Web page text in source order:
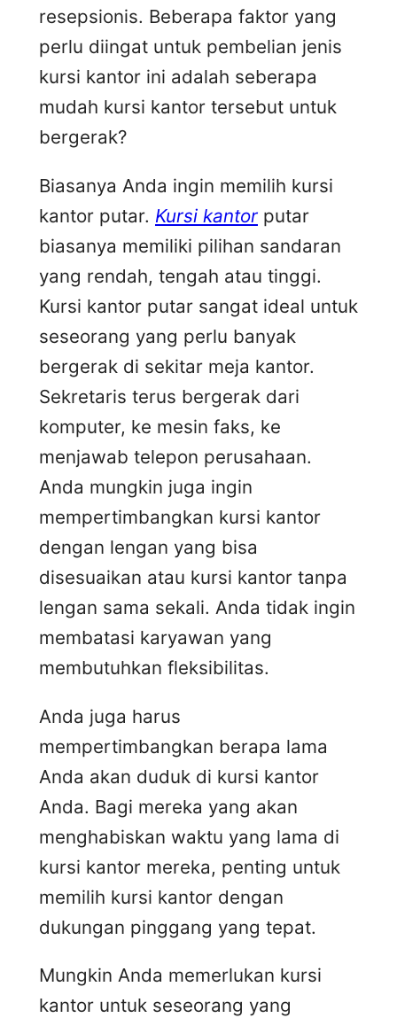
resepsionis. Beberapa faktor yang
perlu diingat untuk pembelian jenis
kursi kantor ini adalah seberapa
mudah kursi kantor tersebut untuk
bergerak?
Biasanya Anda ingin memilih kursi
kantor putar. Kursi kantor putar
biasanya memiliki pilihan sandaran
yang rendah, tengah atau tinggi.
Kursi kantor putar sangat ideal untuk
seseorang yang perlu banyak
bergerak di sekitar meja kantor.
Sekretaris terus bergerak dari
komputer, ke mesin faks, ke
menjawab telepon perusahaan.
Anda mungkin juga ingin
mempertimbangkan kursi kantor
dengan lengan yang bisa
disesuaikan atau kursi kantor tanpa
lengan sama sekali. Anda tidak ingin
membatasi karyawan yang
membutuhkan fleksibilitas.
Anda juga harus
mempertimbangkan berapa lama
Anda akan duduk di kursi kantor
Anda. Bagi mereka yang akan
menghabiskan waktu yang lama di
kursi kantor mereka, penting untuk
memilih kursi kantor dengan
dukungan pinggang yang tepat.
Mungkin Anda memerlukan kursi
kantor untuk seseorang yang